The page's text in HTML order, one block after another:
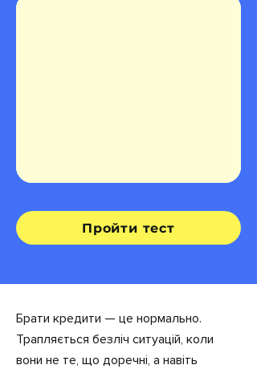
Пройти тест
Брати кредити — це нормально.
Трапляється безліч ситуацій, коли
вони не те, що доречні, а навіть